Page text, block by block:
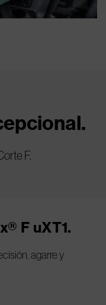
F.
F uXT1.
agarre y